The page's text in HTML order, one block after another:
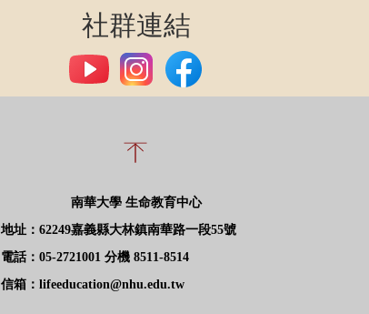
社群連結
南華大學 生命教育中心
地址：62249嘉義縣大林鎮南華路一段55號
電話：05-2721001 分機 8511-8514
信箱：lifeeducation@nhu.edu.tw